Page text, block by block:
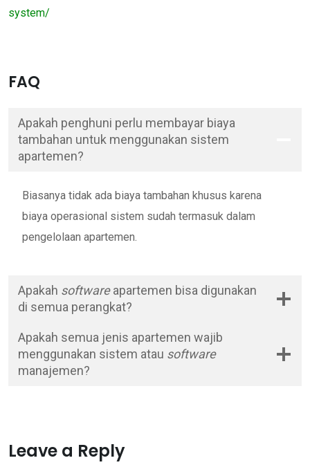
system/
FAQ
Apakah penghuni perlu membayar biaya
tambahan untuk menggunakan sistem
apartemen?
Biasanya tidak ada biaya tambahan khusus karena
biaya operasional sistem sudah termasuk dalam
pengelolaan apartemen.
Apakah softwareapartemen bisa digunakan
di semua perangkat?
Apakah semua jenis apartemen wajib
menggunakan sistem atau software
manajemen?
Leave a Reply